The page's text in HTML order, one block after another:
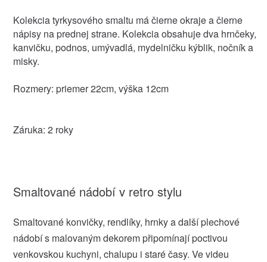
Kolekcia tyrkysového smaltu má čierne okraje a čierne
nápisy na prednej strane. Kolekcia obsahuje dva hrnčeky,
kanvičku, podnos, umývadlá, mydelničku kýblik, nočník a
misky.
Rozmery: priemer 22cm, výška 12cm
Záruka: 2 roky
Smaltované nádobí v retro stylu
Smaltované konvičky, rendlíky, hrnky a další plechové
nádobí s malovaným dekorem připomínají poctivou
venkovskou kuchyni, chalupu i staré časy. Ve videu